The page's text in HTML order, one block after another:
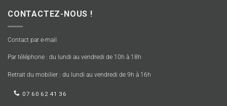
CONTACTEZ-NOUS !
Contact par e-mail
Par téléphone : du lundi au vendredi de 10h à 18h
Retrait du mobilier : du lundi au vendredi de 9h à 16h
07 60 62 41 36